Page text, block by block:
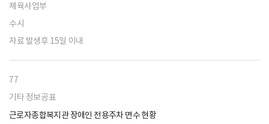
체육사업부
수시
자료 발생후 15일 이내
77
기타 정보공표
근로자종합복지관 장애인 전용주차 면수 현황